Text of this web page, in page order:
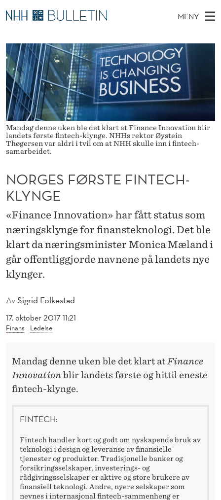
N
O
R
G
E
F
Ø
R
S
T
F
N
T
E
C
H
MENY
O
V
E
D
M
E
N
Y
Ø
K
I
N
E
T
T
S
T
E
D
E
T
Stipendiater og nye forskerprofiler
Disputaser
Ekspertutvalg
Om Bulletin
Mandag denne uken ble det klart at Finance Innovation blir
landets første fintech-klynge. NHHs rektor Øystein
Thøgersen var aldri i tvil om at NHH skulle inn i fintech-
samarbeidet.
AvSigrid Folkestad
17. oktober 2017 11:21
Finans Ledelse
NORGES FØRSTE FINTECH-
KLYNGE
«Finance Innovation» har fått status som
næringsklynge for finansteknologi. Det ble
klart da næringsminister Monica Mæland i
går offentliggjorde navnene på landets nye
klynger.
Mandag denne uken ble det klart at Finance
Innovation blir landets første og hittil eneste
fintech-klynge.
FINTECH:
Fintech handler kort og godt om nyskapende bruk av
teknologi i design og leveranse av finansielle
tjenester og produkter. Tradisjonelle banker og
forsikringsselskaper, investerings- og
rådgivingsselskaper er aktive og store brukere av
finansiell teknologi. Andre, nyere selskaper som
nevnes i internasjonal fintech-sammenheng er